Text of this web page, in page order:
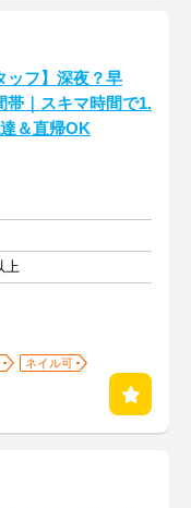
ッフ】深夜？早
帯｜スキマ時間で1.
＆直帰OK
上
ネイル可